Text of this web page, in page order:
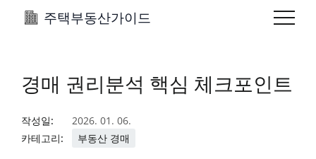
주택부동산가이드
경매 권리분석 핵심 체크포인트
작성일:
2026. 01. 06.
카테고리:
부동산 경매